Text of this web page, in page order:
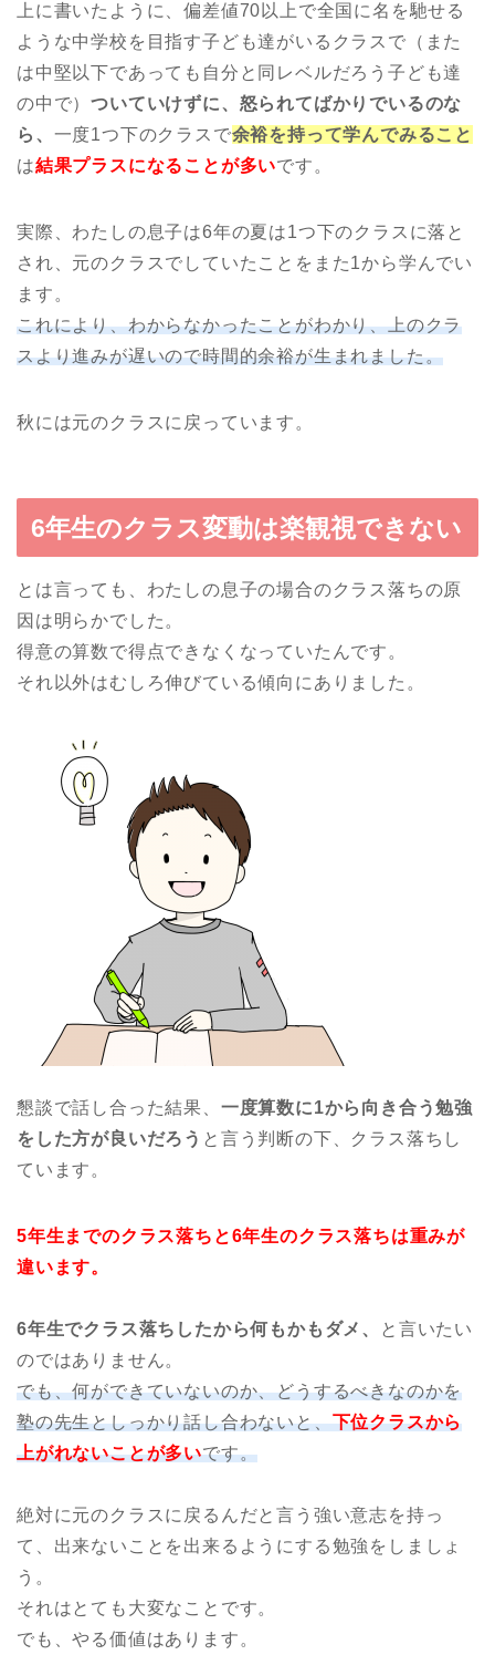
上に書いたように、偏差値70以上で全国に名を馳せる
ような中学校を目指す子ども達がいるクラスで（また
は中堅以下であっても自分と同レベルだろう子ども達
の中で）ついていけずに、怒られてばかりでいるのな
ら、 一度1つ下のクラスで余裕を持って学んでみること
は結果プラスになることが多いです。
実際、わたしの息子は6年の夏は1つ下のクラスに落と
され、元のクラスでしていたことをまた1から学んでい
ます。
これにより、わからなかったことがわかり、上のクラ
スより進みが遅いので時間的余裕が生まれました。
秋には元のクラスに戻っています。
6年生のクラス変動は楽観視できない
とは言っても、わたしの息子の場合のクラス落ちの原
因は明らかでした。
得意の算数で得点できなくなっていたんです。
それ以外はむしろ伸びている傾向にありました。
懇談で話し合った結果、 一度算数に1から向き合う勉強
をした方が良いだろう と言う判断の下、クラス落ちし
ています。
5年生までのクラス落ちと6年生のクラス落ちは重みが
違います。
6年生でクラス落ちしたから何もかもダメ、
と言いたい
のではありません。
でも、何ができていないのか、どうするべきなのかを
塾の先生としっかり話し合わないと、下位クラスから
上がれないことが多いです。
絶対に元のクラスに戻るんだと言う強い意志を持っ
て、出来ないことを出来るようにする勉強をしましょ
う。
それはとても大変なことです。
でも、やる価値はあります。